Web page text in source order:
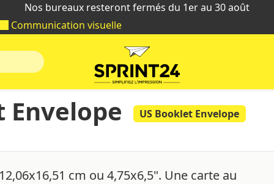
Nos bureaux resteront fermés du 1er au 30 août
Communication visuelle
US Booklet Envelope
cm ou 4,75x6,5". Une carte au